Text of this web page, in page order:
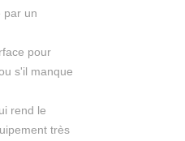
par un
pour
s'il manque
rend le
très